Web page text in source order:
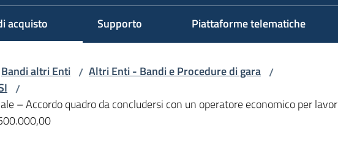
acquisto Supporto Piattaforme telematiche
Bandi altri Enti / Altri Enti - Bandi e Procedure di gara /
/
– Accordo quadro da concludersi con un operatore economico per